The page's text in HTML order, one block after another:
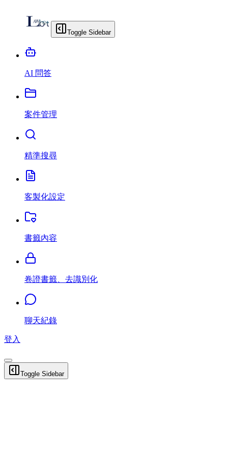
Toggle Sidebar
AI 問答
案件管理
精準搜尋
客製化設定
書籤內容
卷證書籤、去識別化
聊天紀錄
登入
Toggle Sidebar